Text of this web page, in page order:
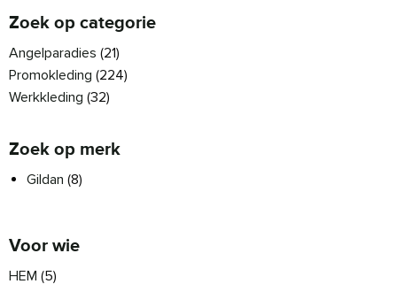
Zoek op categorie
Angelparadies (21)
Promokleding (224)
Werkkleding (32)
Zoek op merk
Gildan (8)
Voor wie
HEM (5)